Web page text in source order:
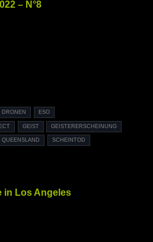
– N°8
DRONEN ESO
GEIST GEISTERERSCHEINUNG
QUEENSLAND SCHEINTOD
in Los Angeles